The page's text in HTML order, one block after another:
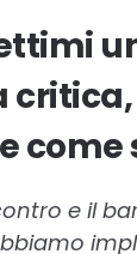
come
e il